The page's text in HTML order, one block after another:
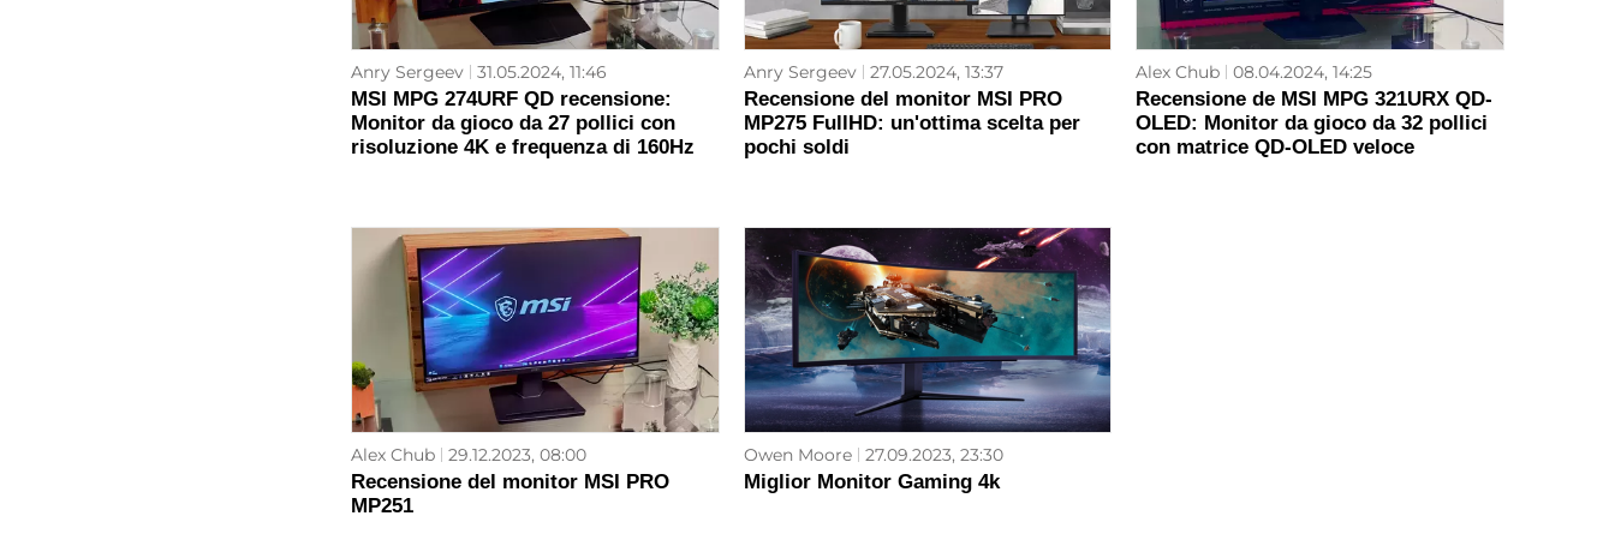
Anry Sergeev 31.05.2024, 11:46
MSI MPG 274URF QD recensione:
Monitor da gioco da 27 pollici con
risoluzione 4K e frequenza di 160Hz
Anry Sergeev 27.05.2024, 13:37
Recensione del monitor MSI PRO
MP275 FullHD: un'ottima scelta per
pochi soldi
Alex Chub 08.04.2024, 14:25
Recensione de MSI MPG 321URX QD-
OLED: Monitor da gioco da 32 pollici
con matrice QD-OLED veloce
Alex Chub 29.12.2023, 08:00
Recensione del monitor MSI PRO
MP251
Owen Moore 27.09.2023, 23:30
Miglior Monitor Gaming 4k